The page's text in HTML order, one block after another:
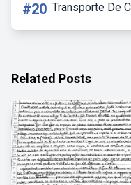
#20 Transporte De
Related Posts